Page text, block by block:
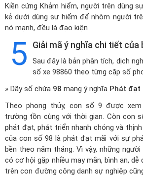
Kiền cứng Khảm hiểm, người trên dùng
kẻ dưới dùng sự hiểm để nhòm người
nó mạnh, đều là đạo kiện
5 Giải mã ý nghĩa chi tiết của
Sau đây là bản phân tích, dịch
số xe 98860 theo từng cặp số
» Dãy số chứa 98 mang ý nghĩa Phát đạt
Theo phong thủy, con số 9 được
trường tồn cùng với thời gian. Còn con
phát đạt, phát triển nhanh chóng và
của con số 98 là phát đạt mãi với sự
bền theo năm tháng. Vì vậy, những
có cơ hội gặp nhiều may mắn, bình an,
trên con đường công danh sự nghiệp